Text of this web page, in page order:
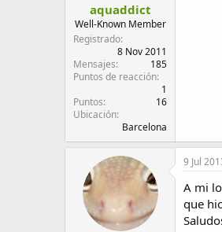
aquaddict
Well-Known Member
Registrado
8 Nov 2011
Mensajes
185
Puntos de reacción
1
Puntos
16
Ubicación
Barcelona
9 Jul
A mi
que